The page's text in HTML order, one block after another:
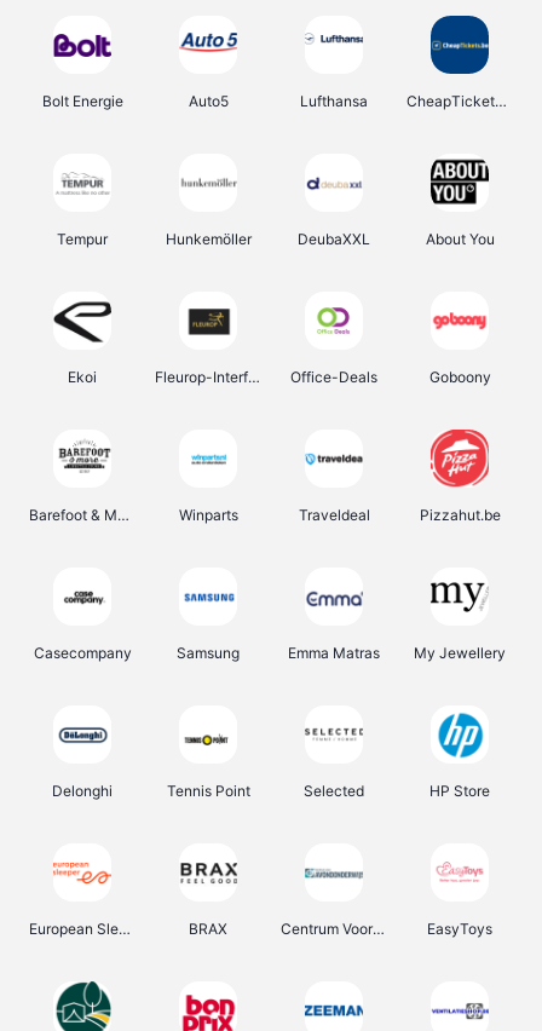
Bolt Energie Auto5 Lufthansa CheapTickets.be
Tempur Hunkemöller DeubaXXL About You
Ekoi Fleurop-Interflora Office-Deals Goboony
Barefoot & More Winparts Traveldeal Pizzahut.be
Casecompany Samsung Emma Matras My Jewellery
Delonghi Tennis Point Selected HP Store
European Sleeper BRAX Centrum Voor Avondonderwijs EasyToys